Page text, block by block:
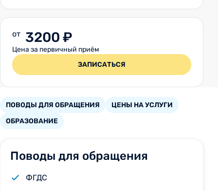
от 3200 ₽
Цена за первичный приём
ЗАПИСАТЬСЯ
ПОВОДЫ ДЛЯ ОБРАЩЕНИЯ
ЦЕНЫ НА УСЛУГИ
ОБРАЗОВАНИЕ
Поводы для обращения
ФГДС